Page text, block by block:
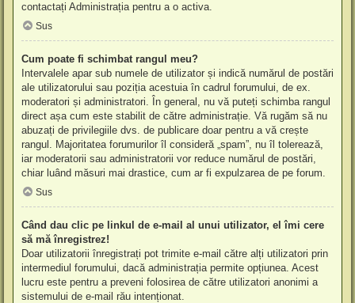
contactați Administrația pentru a o activa.
Sus
Cum poate fi schimbat rangul meu?
Intervalele apar sub numele de utilizator și indică numărul de postări
ale utilizatorului sau poziția acestuia în cadrul forumului, de ex.
moderatori și administratori. În general, nu vă puteți schimba rangul
direct așa cum este stabilit de către administrație. Vă rugăm să nu
abuzați de privilegiile dvs. de publicare doar pentru a vă crește
rangul. Majoritatea forumurilor îl consideră „spam”, nu îl tolerează,
iar moderatorii sau administratorii vor reduce numărul de postări,
chiar luând măsuri mai drastice, cum ar fi expulzarea de pe forum.
Sus
Când dau clic pe linkul de e-mail al unui utilizator, el îmi cere
să mă înregistrez!
Doar utilizatorii înregistrați pot trimite e-mail către alți utilizatori prin
intermediul forumului, dacă administrația permite opțiunea. Acest
lucru este pentru a preveni folosirea de către utilizatori anonimi a
sistemului de e-mail rău intenționat.